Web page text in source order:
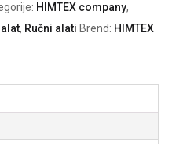
HIMTEX company,
, Ručni alati Brend: HIMTEX